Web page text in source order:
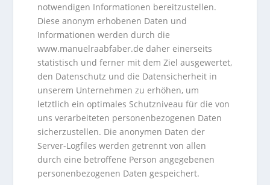
notwendigen Informationen bereitzustellen.
Diese anonym erhobenen Daten und
Informationen werden durch die
www.manuelraabfaber.de daher einerseits
statistisch und ferner mit dem Ziel ausgewertet,
den Datenschutz und die Datensicherheit in
unserem Unternehmen zu erhöhen, um
letztlich ein optimales Schutzniveau für die von
uns verarbeiteten personenbezogenen Daten
sicherzustellen. Die anonymen Daten der
Server-Logfiles werden getrennt von allen
durch eine betroffene Person angegebenen
personenbezogenen Daten gespeichert.